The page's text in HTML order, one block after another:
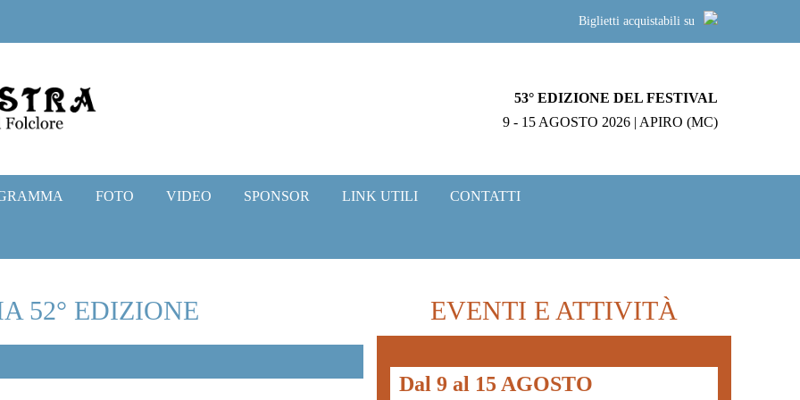
Biglietti acquistabili su
53° EDIZIONE DEL FESTIVAL
9 - 15 AGOSTO 2026 | APIRO (MC)
FOTO VIDEO SPONSOR LINK UTILI CONTATTI
52° EDIZIONE EVENTI E ATTIVITÀ
Dal 9 al 15 AGOSTO